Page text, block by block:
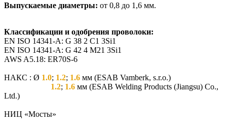
Выпускаемые диаметры: от 0,8 до 1,6 мм.
Классификации и одобрения проволоки:
EN ISO 14341-A: G 38 2 C1 3Si1
EN ISO 14341-A: G 42 4 M21 3Si1
AWS A5.18: ER70S-6
НАКС : Ø 1.0; 1.2; 1.6 мм (ESAB Vamberk, s.r.o.)
1.2; 1.6 мм (ESAB Welding Products (Jiangsu) Co.,
Ltd.)
НИЦ «Мосты»